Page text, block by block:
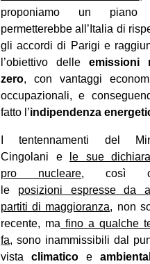
proponiamo un piano
permetterebbe all’Italia di
gli accordi di Parigi e
l’obiettivo delle emissioni
zero, con vantaggi
occupazionali, e
fatto l’indipendenza
I tentennamenti del
Cingolani e
le sue
pro nucleare, così
le posizioni espresse da
partiti di maggioranza, non
recente, ma fino a qualche
fa, sono inammissibili dal
vista climatico e